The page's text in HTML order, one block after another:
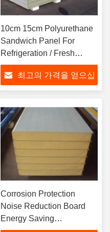
10cm 15cm Polyurethane
Sandwich Panel For
Refrigeration / Fresh
Keeping Logistics
최고의 가격을 얻으십
Corrosion Protection
Noise Reduction Board
Energy Saving